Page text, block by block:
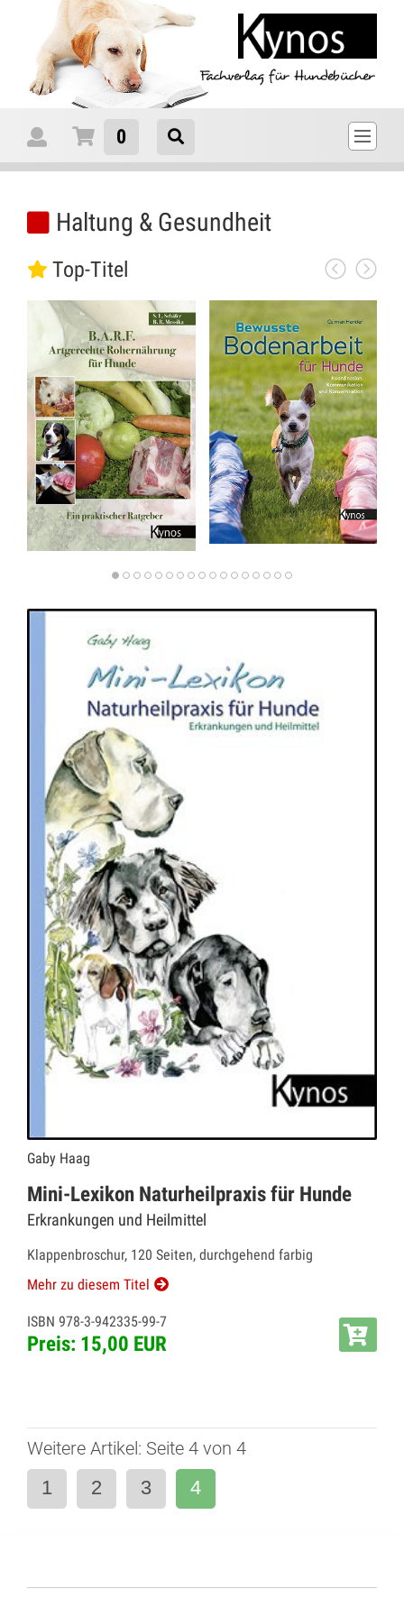
Haltung & Gesundheit
Top-Titel
Gaby Haag
Mini-Lexikon Naturheilpraxis für Hunde
Erkrankungen und Heilmittel
Klappenbroschur, 120 Seiten, durchgehend farbig
Mehr zu diesem Titel
ISBN 978-3-942335-99-7
Preis: 15,00 EUR
Weitere Artikel: Seite 4 von 4
1 2 3 4
0